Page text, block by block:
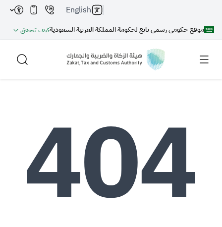
موقع حكومي رسمي تابع لحكومة المملكة العربية السعوديةكيف تتحقق
English
بحث AI